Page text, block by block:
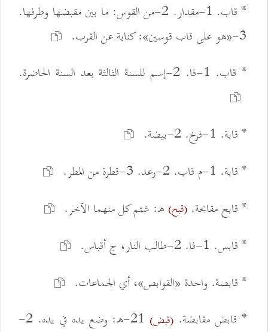
* قاب. 1-مقدار. 2-من القوس: ما بين مقبضها وطرفها.
3-«هو على قاب قوسين»: كناية عن القرب.
* قاب. 1-فا. 2-إسم للسنة الثالثة بعد السنة الحاضرة.
* قابة. 1-فرخ. 2-بيضة.
* قابة. 1-م قاب. 2-رعد. 3-قطرة من المطر.
* قابح مقابحة. (قبح)ه: شتم كل منهما الآخر.
* قابس. 1-فا. 2-طالب النار، ج أقباس.
* قابصة. واحدة «القوابص»، أي الجماعات.
* قابض مقابضة. (قبض)
21-ه: وضع يده في يده. 2-